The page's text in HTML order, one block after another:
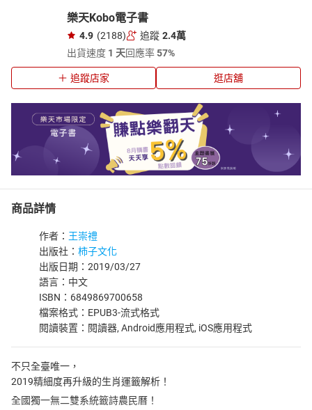
樂天Kobo電子書
4.9 (2188) 追蹤 2.4萬
出貨速度 1 天回應率57%
追蹤店家 逛店舖
商品詳情
作者： 王崇禮
出版社： 柿子文化
出版日期：2019/03/27
語言：中文
ISBN：6849869700658
檔案格式：EPUB3-流式格式
閱讀裝置：閱讀器, Android應用程式, iOS應用程式
不只全臺唯一，
2019精細度再升級的生肖運籤解析！
全國獨一無二雙系統籤詩農民曆！